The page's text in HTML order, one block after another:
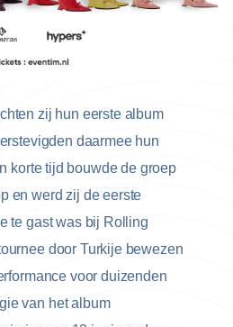
zij hun eerste album
daarmee hun
korte tijd bouwde de groep
en werd zij de eerste
te gast was bij Rolling
door Turkije bewezen
voor duizenden
van het album